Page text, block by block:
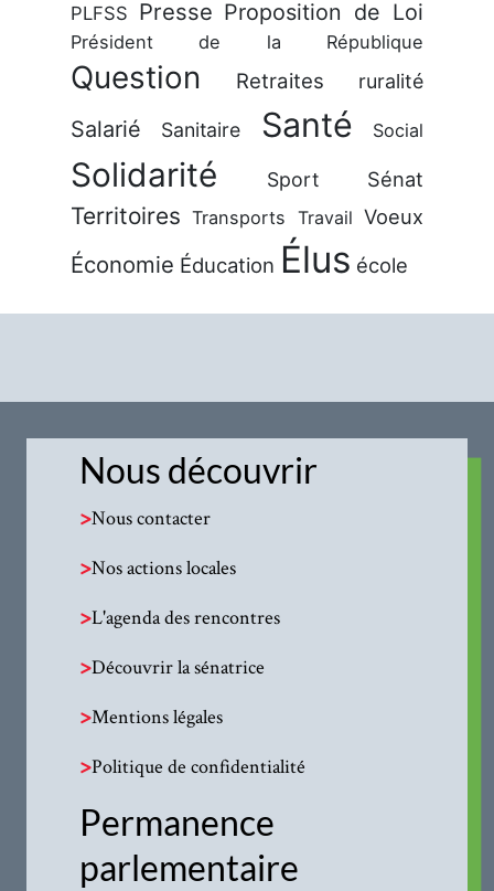
PLFSS Presse Proposition de Loi
Président de la République
Question Retraites ruralité
Salarié Sanitaire Santé Social
Solidarité Sport Sénat
Territoires Transports Travail Voeux
Économie Éducation Élus école
Nous découvrir
>Nous contacter
>Nos actions locales
>L'agenda des rencontres
>Découvrir la sénatrice
>Mentions légales
>Politique de confidentialité
Permanence
parlementaire